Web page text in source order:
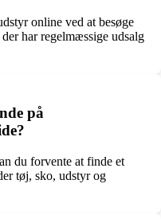
online ved at besøge
har regelmæssige udsalg
på
du forvente at finde et
tøj, sko, udstyr og